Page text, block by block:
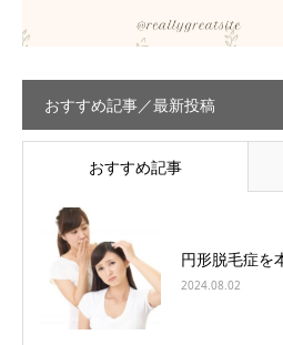
おすすめ記事／最新投稿
おすすめ記事
円形脱毛症を
2024.08.02